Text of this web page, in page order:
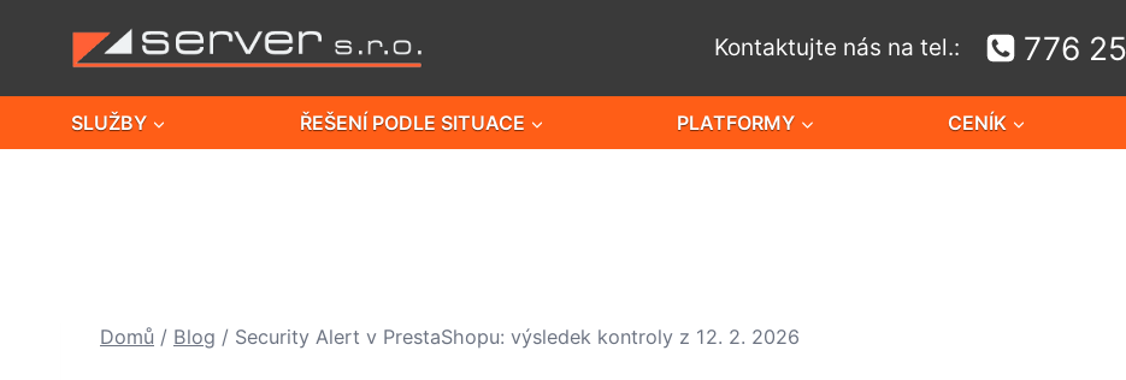
Kontaktujte nás na tel.: 776
SLUŽBY ŘEŠENÍ PODLE SITUACE PLATFORMY CENÍK
Domů / Blog / Security Alert v PrestaShopu: výsledek kontroly z 12. 2. 2026